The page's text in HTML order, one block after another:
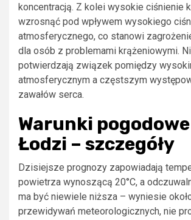
koncentracją. Z kolei wysokie ciśnienie
wzrosnąć pod wpływem wysokiego
atmosferycznego, co stanowi
dla osób z problemami krążeniowymi.
potwierdzają związek pomiędzy
atmosferycznym a częstszym
zawałów serca.
Warunki
Łodzi – szczegóły
Dzisiejsze prognozy zapowiadają
powietrza wynoszącą 20°C, a
ma być niewiele niższa – wyniesie około
przewidywań meteorologicznych, nie